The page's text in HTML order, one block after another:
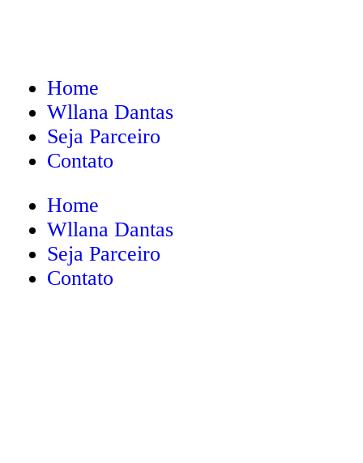
Home
Wllana Dantas
Seja Parceiro
Contato
Home
Wllana Dantas
Seja Parceiro
Contato